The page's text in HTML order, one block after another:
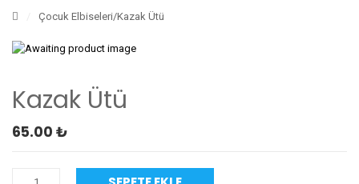
Çocuk Elbiseleri/Kazak Ütü
Kazak Ütü
65.00 ₺